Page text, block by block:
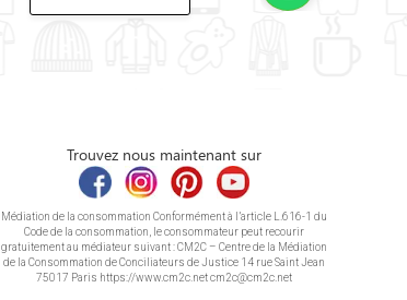
Trouvez nous maintenant sur
Médiation de la consommation Conformément à l’article L.616-1 du
Code de la consommation, le consommateur peut recourir
gratuitement au médiateur suivant : CM2C – Centre de la Médiation
de la Consommation de Conciliateurs de Justice 14 rue Saint Jean
75017 Paris https://www.cm2c.net cm2c@cm2c.net